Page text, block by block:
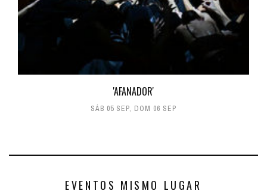
'AFANADOR'
SÁB 05 SEP, DOM 06 SEP
EVENTOS MISMO LUGAR